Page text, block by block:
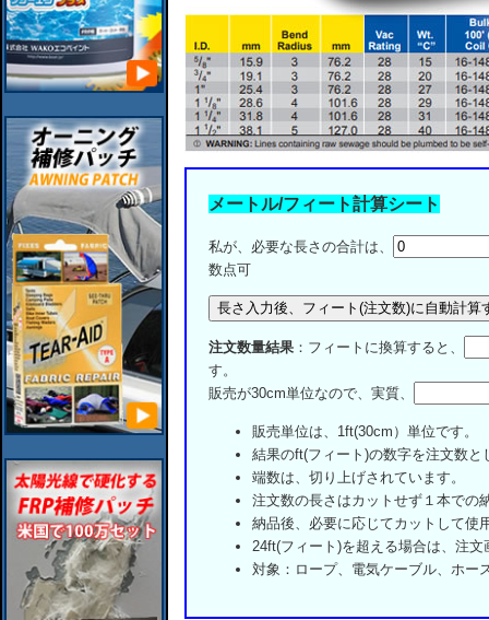
メートル/フィート計算シート
私が、必要な長さの合計は、
数点可
注文数量結果：フィートに換算すると、
す。
販売が30cm単位なので、実質、
販売単位は、1ft(30cm）単位です。
結果のft(フィート)の数字を注文数と
端数は、切り上げされています。
注文数の長さはカットせず１本での
納品後、必要に応じてカットして使
24ft(フィート)を超える場合は、注
対象：ロープ、電気ケーブル、ホー